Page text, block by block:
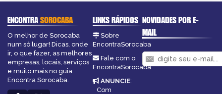
ENCONTRASOROCABA
O melhor de Sorocaba
num só lugar! Dicas, onde
ir, o que fazer, as melhores
empresas, locais, serviços
e muito mais no guia
Encontra Sorocaba.
LINKS RÁPIDOS
Sobre
EncontraSorocaba
Fale com o
EncontraSorocaba
ANUNCIE:
Com
NOVIDADES POR E-
MAIL